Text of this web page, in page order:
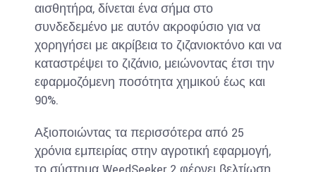
αισθητήρα, δίνεται ένα σήμα στο
συνδεδεμένο με αυτόν ακροφύσιο για να
χορηγήσει με ακρίβεια το ζιζανιοκτόνο και να
καταστρέψει το ζιζάνιο, μειώνοντας έτσι την
εφαρμοζόμενη ποσότητα χημικού έως και
90%.
Αξιοποιώντας τα περισσότερα από 25
χρόνια εμπειρίας στην αγροτική εφαρμογή,